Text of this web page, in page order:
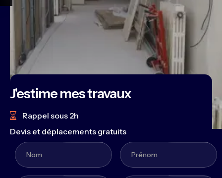
J'estime mes travaux
Rappel sous 2h
Devis et déplacements gratuits